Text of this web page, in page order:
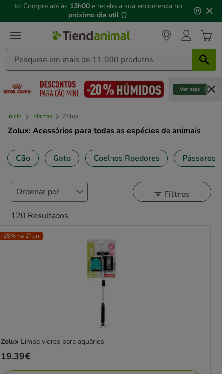
3,
mensagem,
📅 Compre até às 13h00 e receba a sua encomenda no
próximo dia útil ⏰
Início Marcas Zolux
Zolux: Acessórios para todas as espécies de animais
Cão Gato Coelhos Roedores Pássaros
Filtros
120 Resultados
-25% na 2ª un.
Zolux Limpa vidros para aquários
Preço
19.39€
19.39€